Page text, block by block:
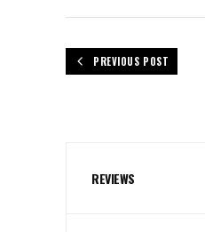
PREVIOUS POST
REVIEWS